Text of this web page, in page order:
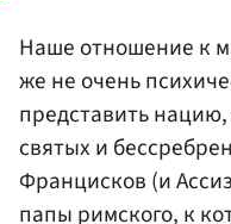
Наше отношение к
же не очень
представить
святых и
Францисков (и
папы римского, к